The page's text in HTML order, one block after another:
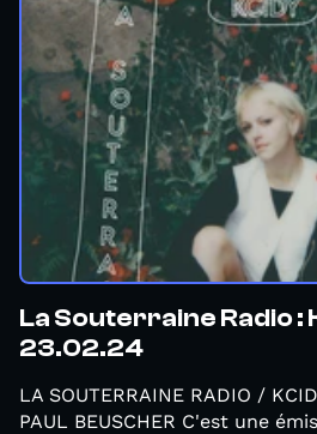
La Souterraine Radio :
23.02.24
LA SOUTERRAINE RADIO /
PAUL BEUSCHER C'est une